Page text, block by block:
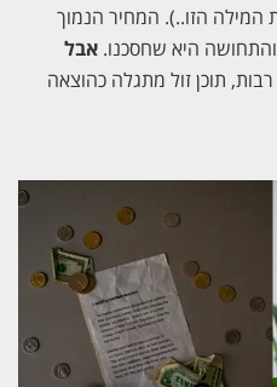
המילה הזו..). המחיר הנמוך
היא שחסכנו. אבל
תוכן זול מתגלה כהוצאה